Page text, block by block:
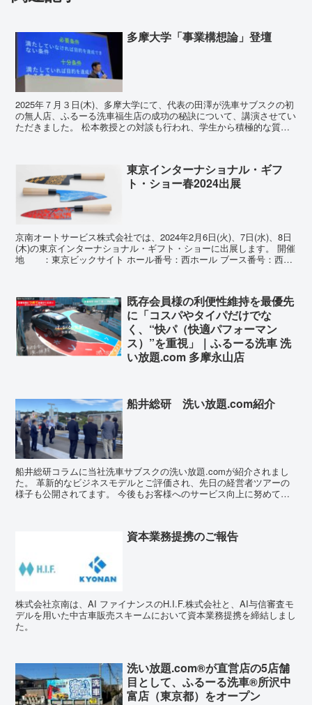
多摩大学「事業構想論」登壇
2025年７月３日(木)、多摩大学にて、代表の田澤が洗車サブスクの初
の無人店、ふるーる洗車福生店の成功の秘訣について、講演させてい
ただきました。 松本教授との対談も行われ、学生から積極的な質問
東京インターナショナル・ギフ
ト・ショー春2024出展
京南オートサービス株式会社では、2024年2月6日(火)、7日(水)、8日
(木)の東京インターナショナル・ギフト・ショーに出展します。 開催
地 ：東京ビックサイト ホール番号：西ホール ブース番号：西2
既存会員様の利便性維持を最優先
に「コスパやタイパだけでな
く、“快パ（快適パフォーマン
ス）”を重視」｜ふるーる洗車 洗
い放題.com 多摩永山店
船井総研 洗い放題.com紹介
船井総研コラムに当社洗車サブスクの洗い放題.comが紹介されまし
た。 革新的なビジネスモデルとご評価され、先日の経営者ツアーの
様子も公開されてます。 今後もお客様へのサービス向上に努めて参
資本業務提携のご報告
株式会社京南は、AI ファイナンスのH.I.F.株式会社と、AI与信審査モ
デルを用いた中古車販売スキームにおいて資本業務提携を締結しまし
た。
洗い放題.com®︎が直営店の5店舗
目として、ふるーる洗車®所沢中
富店（東京都）をオープン